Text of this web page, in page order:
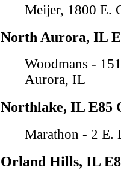
Meijer, 1800 E.
North Aurora, IL
Woodmans -
Aurora, IL
Northlake, IL E85
Marathon - 2 E.
Orland Hills, IL